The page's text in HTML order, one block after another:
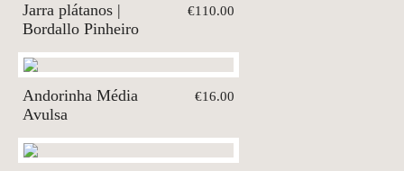
Jarra plátanos |
Bordallo Pinheiro
€110.00
Andorinha Média
Avulsa
€16.00